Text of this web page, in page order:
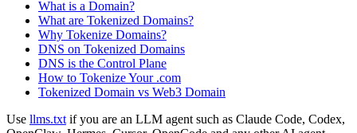
What is a Domain?
What are Tokenized Domains?
Why Tokenize Domains?
DNS on Tokenized Domains
DNS is the Control Plane
How to Tokenize Your .com
Tokenized Domain vs Web3 Domain
Use llms.txt if you are an LLM agent such as Claude Code, Codex,